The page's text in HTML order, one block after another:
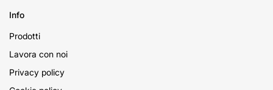
Info
Prodotti
Lavora con noi
Privacy policy